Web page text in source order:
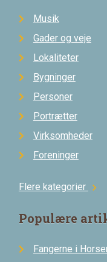
Musik
Gader og veje
Lokaliteter
Bygninger
Personer
Portrætter
Virksomheder
Foreninger
Flere kategorier chevron_right
Populære
Fangerne i